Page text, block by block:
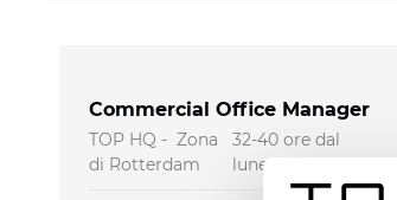
Commercial Office Manager
TOP HQ - Zona
di Rotterdam
32-40 ore dal
lunedì al venerdì